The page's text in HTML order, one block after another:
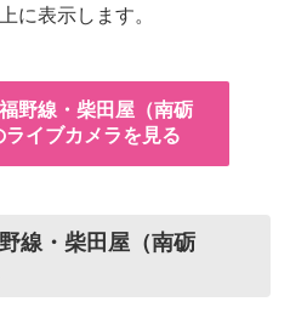
に表示します。
野線・柴田屋（南砺
イブカメラを見る
線・柴田屋（南砺